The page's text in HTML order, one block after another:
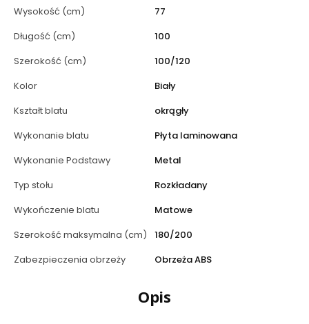
Wysokość (cm)
77
Długość (cm)
100
Szerokość (cm)
100/120
Kolor
Biały
Kształt blatu
okrągły
Wykonanie blatu
Płyta laminowana
Wykonanie Podstawy
Metal
Typ stołu
Rozkładany
Wykończenie blatu
Matowe
Szerokość maksymalna (cm)
180/200
Zabezpieczenia obrzeży
Obrzeża ABS
Opis